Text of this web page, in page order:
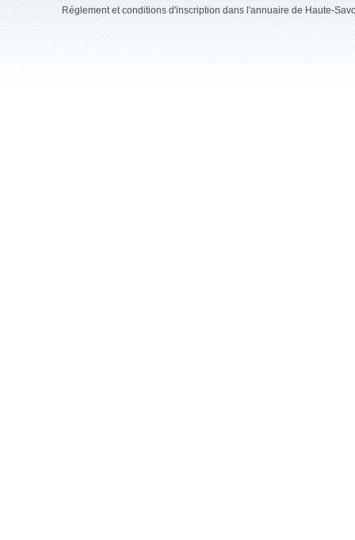
Réglement et conditions d'inscription dans l'annuaire de Haute-